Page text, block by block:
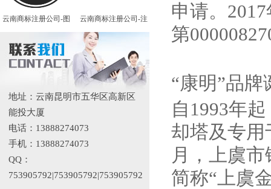
云南商标注册公司-图 云南商标注册公司-注
地址：云南昆明市五华区高新区
能投大厦
电话：13888274073
手机：13888274073
QQ：
753905792|753905792|753905792
申请。
第
“康明”品牌
自1993年
却塔及专用
月，上虞
简称“上虞